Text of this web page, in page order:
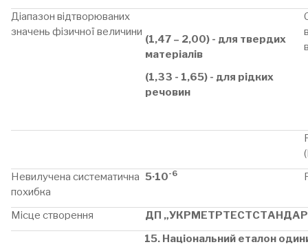
Діапазон відтворюваних
значень фізичної величини
(1,47 – 2,00) - для твердих
матеріалів
(1,33 - 1,65) - для рідких
речовин
Невилучена систематична
похибка
5·10-6
Місце створення
ДП
15. Національний еталон